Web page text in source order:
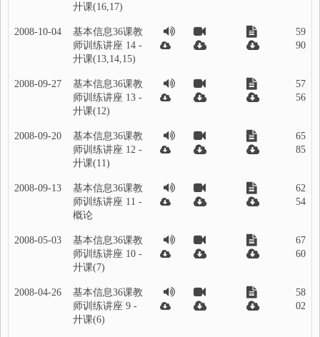
廾课(16,17)
2008-10-04
基本信息36课教
师训练讲座 14 -
廾课(13,14,15)
59
90
2008-09-27
基本信息36课教
师训练讲座 13 -
廾课(12)
57
56
2008-09-20
基本信息36课教
师训练讲座 12 -
廾课(11)
65
85
2008-09-13
基本信息36课教
师训练讲座 11 -
概论
62
54
2008-05-03
基本信息36课教
师训练讲座 10 -
廾课(7)
67
60
2008-04-26
基本信息36课教
师训练讲座 9 -
廾课(6)
58
02